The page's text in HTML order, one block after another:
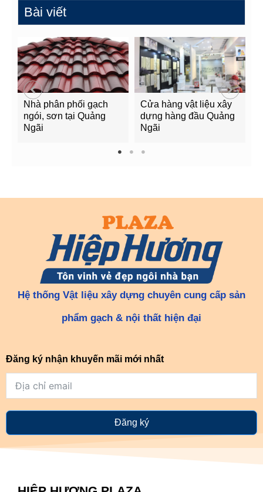
Bài viết
Nhà phân phối gạch
ngói, sơn tại Quảng
Ngãi
Cửa hàng vật liệu xây
dựng hàng đầu Quảng
Ngãi
1 2 3
Hệ thống Vật liệu xây dựng chuyên cung cấp sản
phẩm gạch & nội thất hiện đại
Đăng ký nhận khuyến mãi mới nhất
Đăng ký